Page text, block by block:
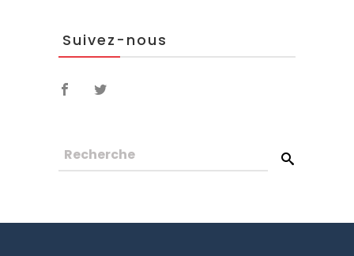
Suivez-nous